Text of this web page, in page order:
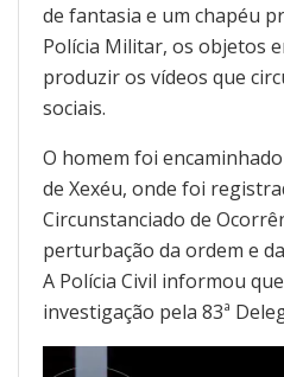
de fantasia e um chapéu
Polícia Militar, os objetos
produzir os vídeos que
sociais.
O homem foi
de Xexéu, onde foi
Circunstanciado de
perturbação da ordem e
A Polícia Civil informou
investigação pela 83ª